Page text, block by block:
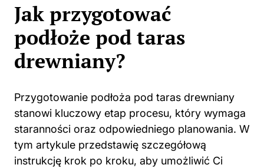
Jak przygotować
podłoże pod taras
drewniany?
Przygotowanie podłoża pod taras drewniany
stanowi kluczowy etap procesu, który wymaga
staranności oraz odpowiedniego planowania. W
tym artykule przedstawię szczegółową
instrukcję krok po kroku, aby umożliwić Ci